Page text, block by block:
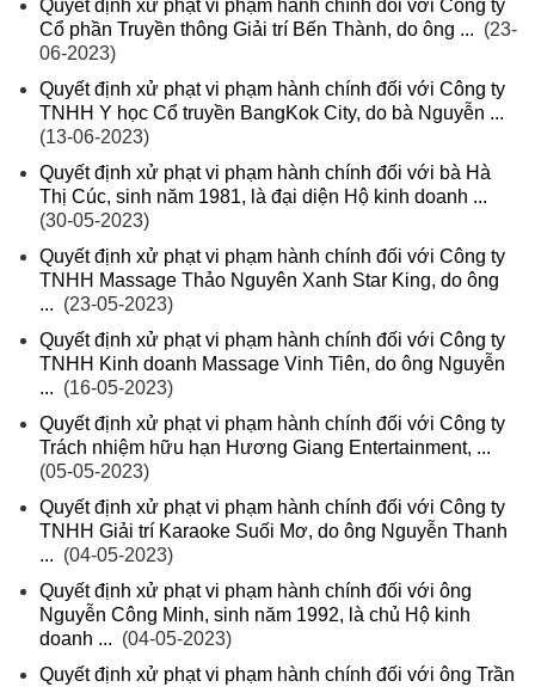
Quyết định xử phạt vi phạm hành chính đối với Công ty
Cổ phần Truyền thông Giải trí Bến Thành, do ông ... (23-
06-2023)
Quyết định xử phạt vi phạm hành chính đối với Công ty
TNHH Y học Cổ truyền BangKok City, do bà Nguyễn ...
(13-06-2023)
Quyết định xử phạt vi phạm hành chính đối với bà Hà
Thị Cúc, sinh năm 1981, là đại diện Hộ kinh doanh ...
(30-05-2023)
Quyết định xử phạt vi phạm hành chính đối với Công ty
TNHH Massage Thảo Nguyên Xanh Star King, do ông
... (23-05-2023)
Quyết định xử phạt vi phạm hành chính đối với Công ty
TNHH Kinh doanh Massage Vinh Tiên, do ông Nguyễn
... (16-05-2023)
Quyết định xử phạt vi phạm hành chính đối với Công ty
Trách nhiệm hữu hạn Hương Giang Entertainment, ...
(05-05-2023)
Quyết định xử phạt vi phạm hành chính đối với Công ty
TNHH Giải trí Karaoke Suối Mơ, do ông Nguyễn Thanh
... (04-05-2023)
Quyết định xử phạt vi phạm hành chính đối với ông
Nguyễn Công Minh, sinh năm 1992, là chủ Hộ kinh
doanh ... (04-05-2023)
Quyết định xử phạt vi phạm hành chính đối với ông Trần